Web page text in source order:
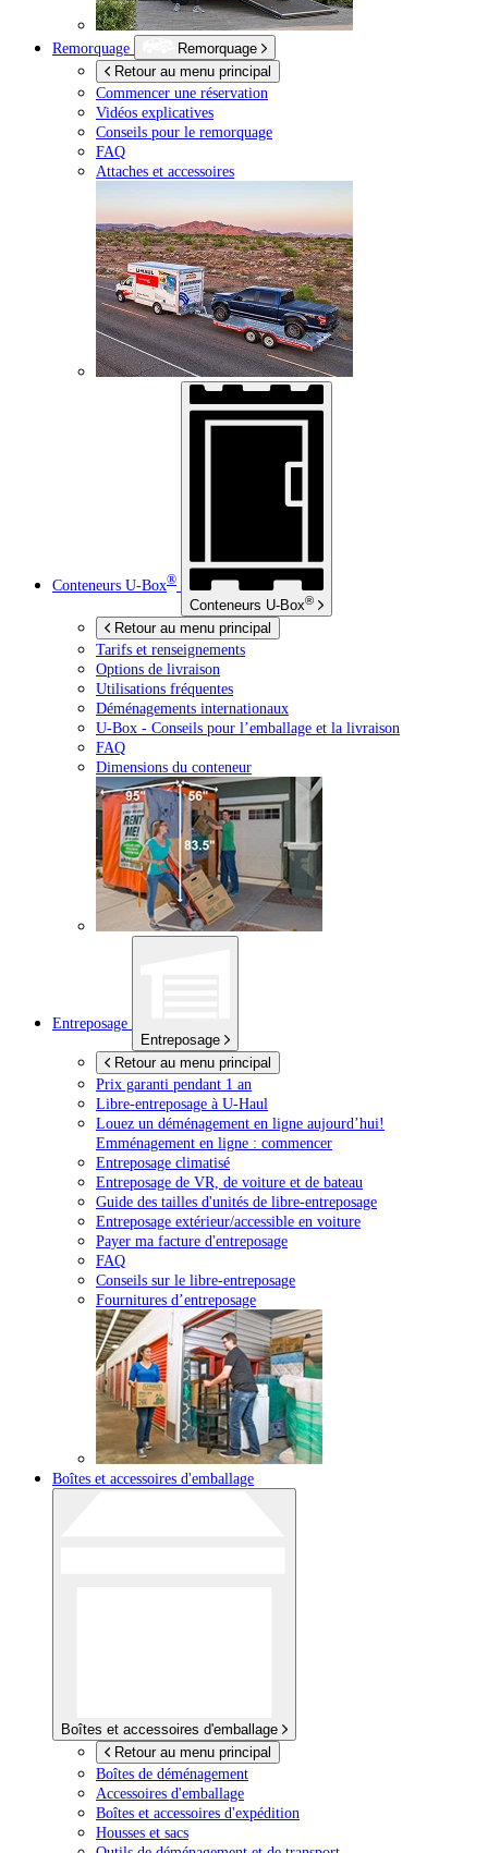
Remorquage
Remorquage
Retour au menu principal
Commencer une réservation
Vidéos explicatives
Conseils pour le remorquage
FAQ
Attaches et accessoires
Conteneurs U-Box®
Conteneurs U-Box®
Retour au menu principal
Tarifs et renseignements
Options de livraison
Utilisations fréquentes
Déménagements internationaux
U-Box - Conseils pour l’emballage et la livraison
FAQ
Dimensions du conteneur
Entreposage
Entreposage
Retour au menu principal
Prix garanti pendant 1 an
Libre-entreposage à U-Haul
Louez un déménagement en ligne aujourd’hui!
Emménagement en ligne : commencer
Entreposage climatisé
Entreposage de VR, de voiture et de bateau
Guide des tailles d'unités de libre-entreposage
Entreposage extérieur/accessible en voiture
Payer ma facture d'entreposage
FAQ
Conseils sur le libre-entreposage
Fournitures d’entreposage
Boîtes et accessoires d'emballage
Boîtes et accessoires d'emballage
Retour au menu principal
Boîtes de déménagement
Accessoires d'emballage
Boîtes et accessoires d'expédition
Housses et sacs